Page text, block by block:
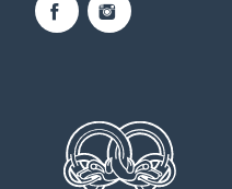
FacebookInstagram